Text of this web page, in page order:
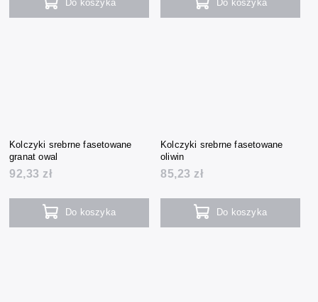
Do koszyka Do koszyka
Kolczyki srebrne fasetowane
granat owal
92,33 zł
Do koszyka
Kolczyki srebrne fasetowane
oliwin
85,23 zł
Do koszyka